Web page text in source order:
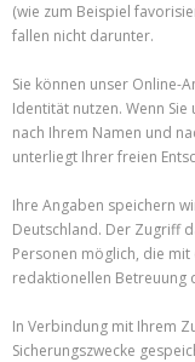
(wie zum Beispiel
fallen nicht darunter.
Sie können unser Online-
Identität nutzen. Wenn
nach Ihrem Namen und
unterliegt Ihrer freien
Ihre Angaben speichern
Deutschland. Der Zugriff
Personen möglich, die
redaktionellen Betreuung
In Verbindung mit Ihrem
Sicherungszwecke